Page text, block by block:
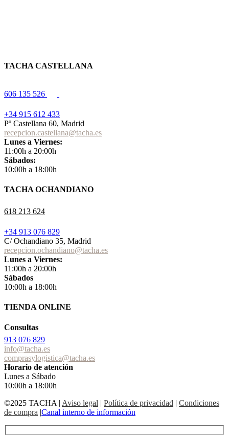
TACHA CASTELLANA
606 135 526
+34 915 612 433
Pº Castellana 60, Madrid
recepcion.castellana@tacha.es
Lunes a Viernes:
11:00h a 20:00h
Sábados:
10:00h a 18:00h
TACHA OCHANDIANO
618 213 624
+34 913 076 829
C/ Ochandiano 35, Madrid
recepcion.ochandiano@tacha.es
Lunes a Viernes:
11:00h a 20:00h
Sábados
10:00h a 18:00h
TIENDA ONLINE
Consultas
913 076 829
info@tacha.es
comprasylogistica@tacha.es
Horario de atención
Lunes a Sábado
10:00h a 18:00h
©2025 TACHA | Aviso legal | Política de privacidad | Condiciones
de compra |Canal interno de información